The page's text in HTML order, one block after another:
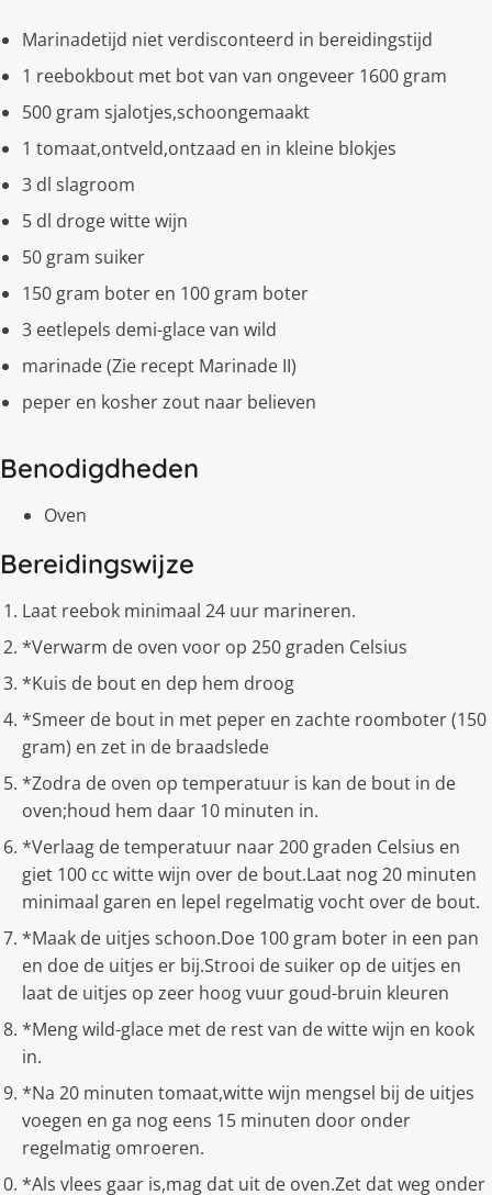
Marinadetijd niet verdisconteerd in bereidingstijd
1 reebokbout met bot van van ongeveer 1600 gram
500 gram sjalotjes,schoongemaakt
1 tomaat,ontveld,ontzaad en in kleine blokjes
3 dl slagroom
5 dl droge witte wijn
50 gram suiker
150 gram boter en 100 gram boter
3 eetlepels demi-glace van wild
marinade (Zie recept Marinade II)
peper en kosher zout naar believen
Benodigdheden
Oven
Bereidingswijze
Laat reebok minimaal 24 uur marineren.
*Verwarm de oven voor op 250 graden Celsius
*Kuis de bout en dep hem droog
*Smeer de bout in met peper en zachte roomboter (150
gram) en zet in de braadslede
*Zodra de oven op temperatuur is kan de bout in de
oven;houd hem daar 10 minuten in.
*Verlaag de temperatuur naar 200 graden Celsius en
giet 100 cc witte wijn over de bout.Laat nog 20 minuten
minimaal garen en lepel regelmatig vocht over de bout.
*Maak de uitjes schoon.Doe 100 gram boter in een pan
en doe de uitjes er bij.Strooi de suiker op de uitjes en
laat de uitjes op zeer hoog vuur goud-bruin kleuren
*Meng wild-glace met de rest van de witte wijn en kook
in.
*Na 20 minuten tomaat,witte wijn mengsel bij de uitjes
voegen en ga nog eens 15 minuten door onder
regelmatig omroeren.
*Als vlees gaar is,mag dat uit de oven.Zet dat weg onder